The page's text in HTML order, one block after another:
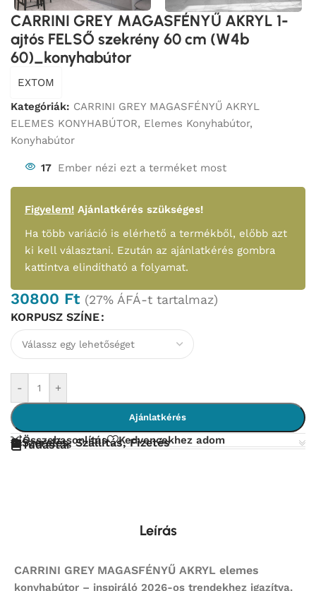
CARRINI GREY MAGASFÉNYŰ AKRYL 1-
ajtós FELSŐ szekrény 60 cm (W4b
60)_konyhabútor
EXTOM
Kategóriák: CARRINI GREY MAGASFÉNYŰ AKRYL
ELEMES KONYHABÚTOR, Elemes Konyhabútor,
Konyhabútor
17 Ember nézi ezt a terméket most
Figyelem! Ajánlatkérés szükséges!
Ha több variáció is elérhető a termékből, előbb azt
ki kell választani. Ezután az ajánlatkérés gombra
kattintva elindítható a folyamat.
30800 Ft (27% ÁFÁ-t tartalmaz)
KORPUSZ SZÍNE
- +
Ajánlatkérés
Összehasonlítás Kedvencekhez adom
Szerelés, Szállítás, Fizetés
Tudástár
Leírás
CARRINI GREY MAGASFÉNYŰ AKRYL elemes
konyhabútor – inspiráló 2026-os trendekhez igazítva.